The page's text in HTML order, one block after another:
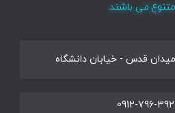
متنوع می باشند.
قدس - خیابان دانشگاه
0912-796-